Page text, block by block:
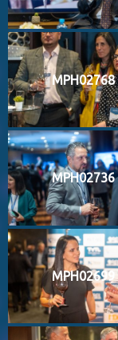
MPH02768
MPH02736
MPH02699